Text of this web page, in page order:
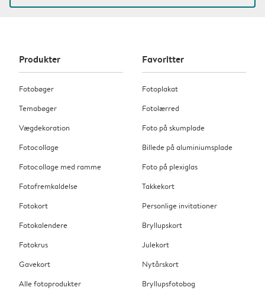
Produkter
Fotobøger
Temabøger
Vægdekoration
Fotocollage
Fotocollage med ramme
Fotofremkaldelse
Fotokort
Fotokalendere
Fotokrus
Gavekort
Alle fotoprodukter
Favoritter
Fotoplakat
Fotolærred
Foto på skumplade
Billede på aluminiumsplade
Foto på plexiglas
Takkekort
Personlige invitationer
Bryllupskort
Julekort
Nytårskort
Bryllupsfotobog